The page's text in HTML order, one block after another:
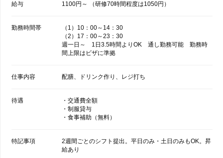
給与 1100円～ （研修70時間程度は1050円）
勤務時間帯
（1）10：00～14：30
（2）17：00～23：30
週一日～ 1日3.5時間よりOK 通し勤務可能 勤務時
間上限はビザに準拠
仕事内容 配膳、ドリンク作り、レジ打ち
待遇
・交通費全額
・制服貸与
・食事補助（無料）
特記事項
2週間ごとのシフト提出。平日のみ・土日のみもOK。昇
給あり